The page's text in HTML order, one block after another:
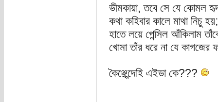
ভীমকায়া, তবে সে যে কোমল
কথা কহিবার কালে মাথা নিচু হয়;
হাতে লয়ে পেন্সিল আঁকিলাম
খোমা তাঁর ধরে না যে কাগজের
কৈঞ্ছেন্দেহি এইডা কে???